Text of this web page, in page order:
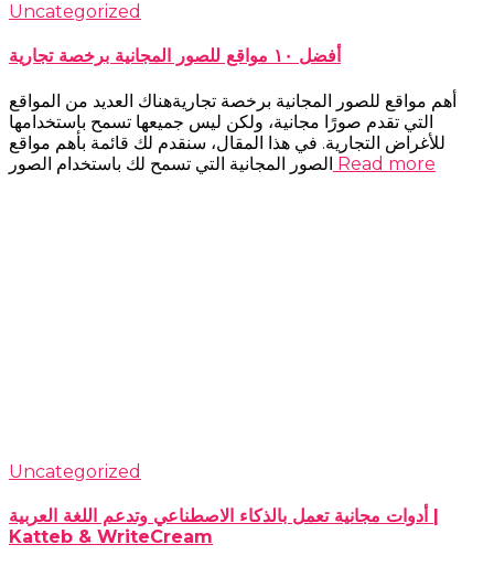
Uncategorized
أفضل ١٠ مواقع للصور المجانية برخصة تجارية
أهم مواقع للصور المجانية برخصة تجاريةهناك العديد من المواقع
التي تقدم صورًا مجانية، ولكن ليس جميعها تسمح باستخدامها
للأغراض التجارية. في هذا المقال، سنقدم لك قائمة بأهم مواقع
الصور المجانية التي تسمح لك باستخدام الصور Read more
Uncategorized
أدوات مجانية تعمل بالذكاء الاصطناعي وتدعم اللغة العربية |
Katteb & WriteCream